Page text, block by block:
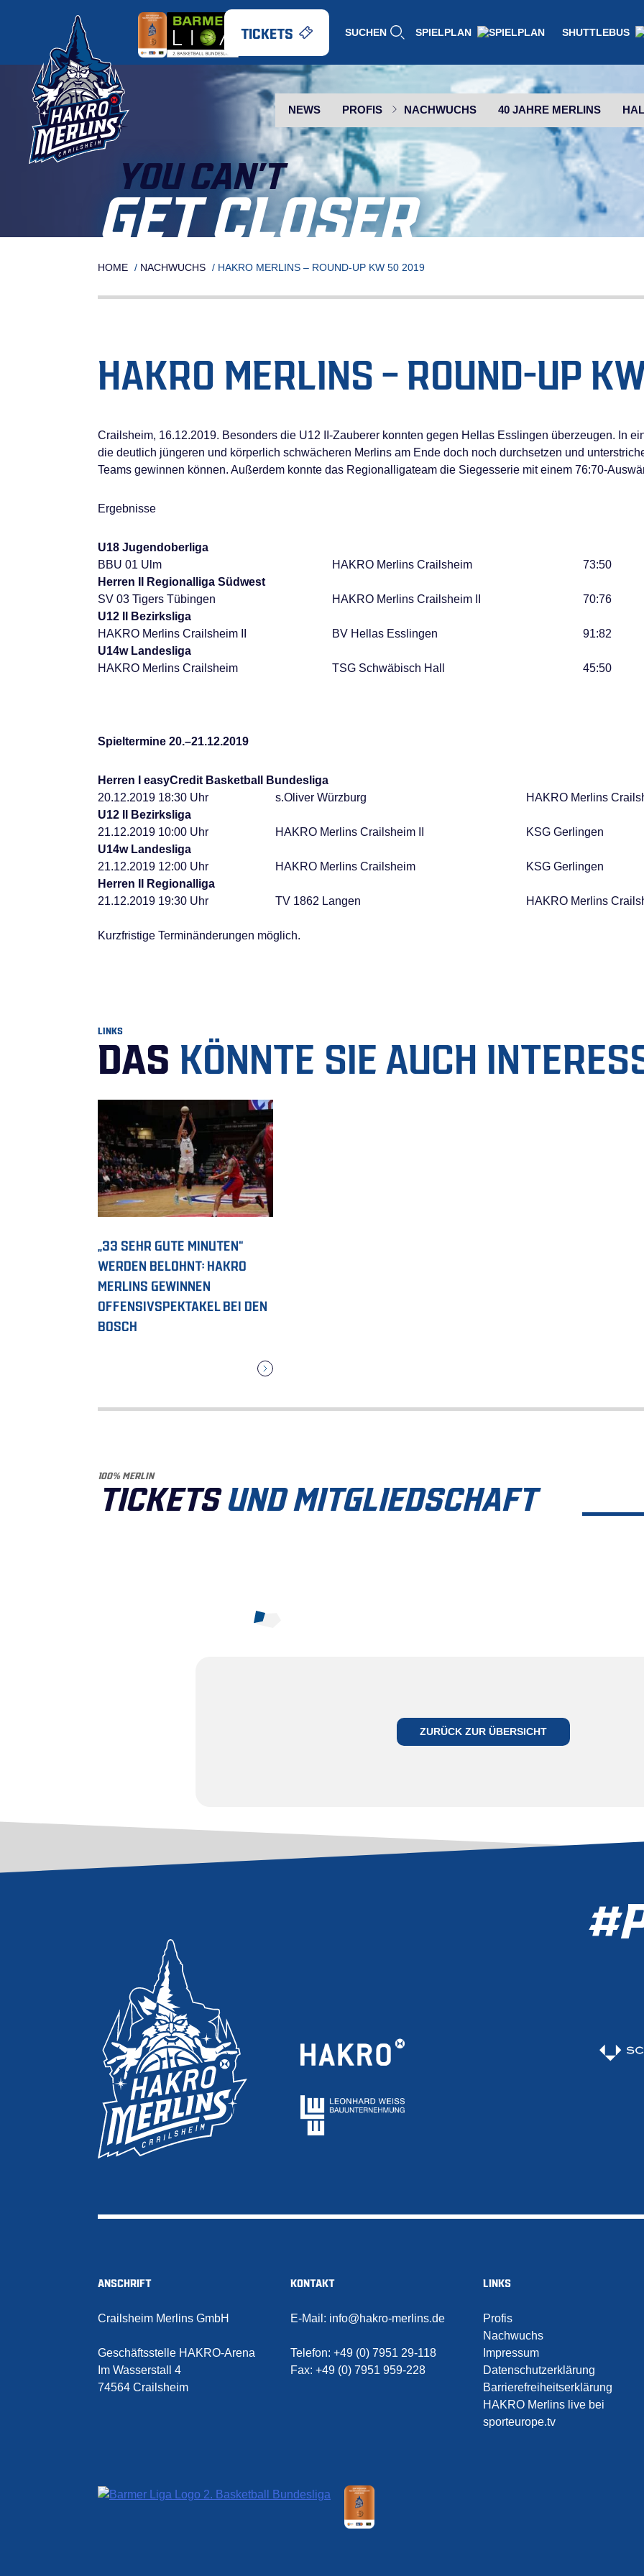
TICKETS SUCHEN SPIELPLAN SHUTTLEBUS
NEWS PROFIS NACHWUCHS 40 JAHRE MERLINS
YOU CAN’T
GET CLOSER
HOME / NACHWUCHS / HAKRO MERLINS – ROUND-UP KW 50 2019
HAKRO MERLINS – ROUND-UP
Crailsheim, 16.12.2019. Besonders die U12 II-Zauberer konnten gegen Hellas Esslingen überzeugen. In
die deutlich jüngeren und körperlich schwächeren Merlins am Ende doch noch durchsetzen und
Teams gewinnen können. Außerdem konnte das Regionalligateam die Siegesserie mit einem 76:70-
Ergebnisse
U18 Jugendoberliga
BBU 01 Ulm
HAKRO Merlins Crailsheim
73:50
Herren II Regionalliga Südwest
SV 03 Tigers Tübingen
HAKRO Merlins Crailsheim II
70:76
U12 II Bezirksliga
HAKRO Merlins Crailsheim II
BV Hellas Esslingen
91:82
U14w Landesliga
HAKRO Merlins Crailsheim
TSG Schwäbisch Hall 45:50
Spieltermine 20.–21.12.2019
Herren I easyCredit Basketball Bundesliga
20.12.2019 18:30 Uhr
s.Oliver Würzburg
HAKRO Merlins
U12 II Bezirksliga
21.12.2019 10:00 Uhr
HAKRO Merlins Crailsheim II
KSG Gerlingen
U14w Landesliga
21.12.2019 12:00 Uhr
HAKRO Merlins Crailsheim
KSG Gerlingen
Herren II Regionalliga
21.12.2019 19:30 Uhr
TV 1862 Langen HAKRO Merlins
Kurzfristige Terminänderungen möglich.
LINKS
DAS KÖNNTE SIE AUCH
„33 SEHR GUTE MINUTEN“
WERDEN BELOHNT: HAKRO
MERLINS GEWINNEN
OFFENSIVSPEKTAKEL BEI DEN
BOSCH
100% MERLIN
TICKETSUND MITGLIEDSCHAFT
GEHT
LOS
JETZT TICKETS
ZURÜCK ZUR ÜBERSICHT
ANSCHRIFT
Crailsheim Merlins GmbH
Geschäftsstelle HAKRO-Arena
Im Wasserstall 4
74564 Crailsheim
KONTAKT
E-Mail: info@hakro-merlins.de
Telefon: +49 (0) 7951 29-118
Fax: +49 (0) 7951 959-228
LINKS
Profis
Nachwuchs
Impressum
Datenschutzerklärung
Barrierefreiheitserklärung
HAKRO Merlins live bei
sporteurope.tv